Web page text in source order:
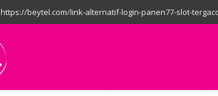
https://beytel.com/link-alternatif-login-panen77-slot-